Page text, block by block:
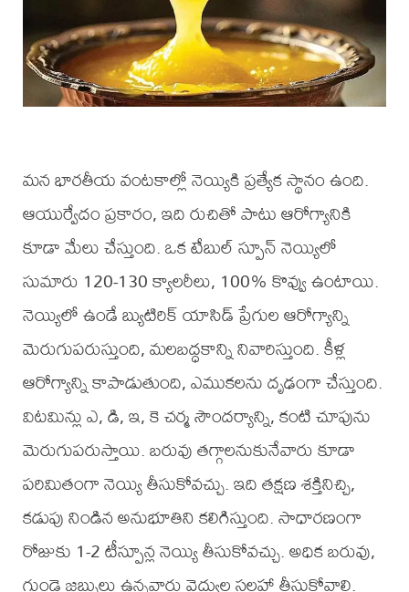
మన భారతీయ వంటకాల్లో నెయ్యికి ప్రత్యేక స్థానం ఉంది.
ఆయుర్వేదం ప్రకారం, ఇది రుచితో పాటు ఆరోగ్యానికి
కూడా మేలు చేస్తుంది. ఒక టేబుల్ స్పూన్ నెయ్యిలో
సుమారు 120-130 క్యాలరీలు, 100% కొవ్వు ఉంటాయి.
నెయ్యిలో ఉండే బ్యుటిరిక్ యాసిడ్ ప్రేగుల ఆరోగ్యాన్ని
మెరుగుపరుస్తుంది, మలబద్ధకాన్ని నివారిస్తుంది. కీళ్ల
ఆరోగ్యాన్ని కాపాడుతుంది, ఎముకలను దృఢంగా చేస్తుంది.
విటమిన్లు ఎ, డి, ఇ, కె చర్మ సౌందర్యాన్ని, కంటి చూపును
మెరుగుపరుస్తాయి. బరువు తగ్గాలనుకునేవారు కూడా
పరిమితంగా నెయ్యి తీసుకోవచ్చు. ఇది తక్షణ శక్తినిచ్చి,
కడుపు నిండిన అనుభూతిని కలిగిస్తుంది. సాధారణంగా
రోజుకు 1-2 టీస్పూన్ల నెయ్యి తీసుకోవచ్చు. అధిక బరువు,
గుండె జబ్బులు ఉన్నవారు వైద్యుల సలహా తీసుకోవాలి.